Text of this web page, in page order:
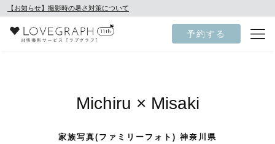
【お知らせ】撮影時の暑さ対策について
予約する
Michiru × Misaki
家族写真(ファミリーフォト) 神奈川県